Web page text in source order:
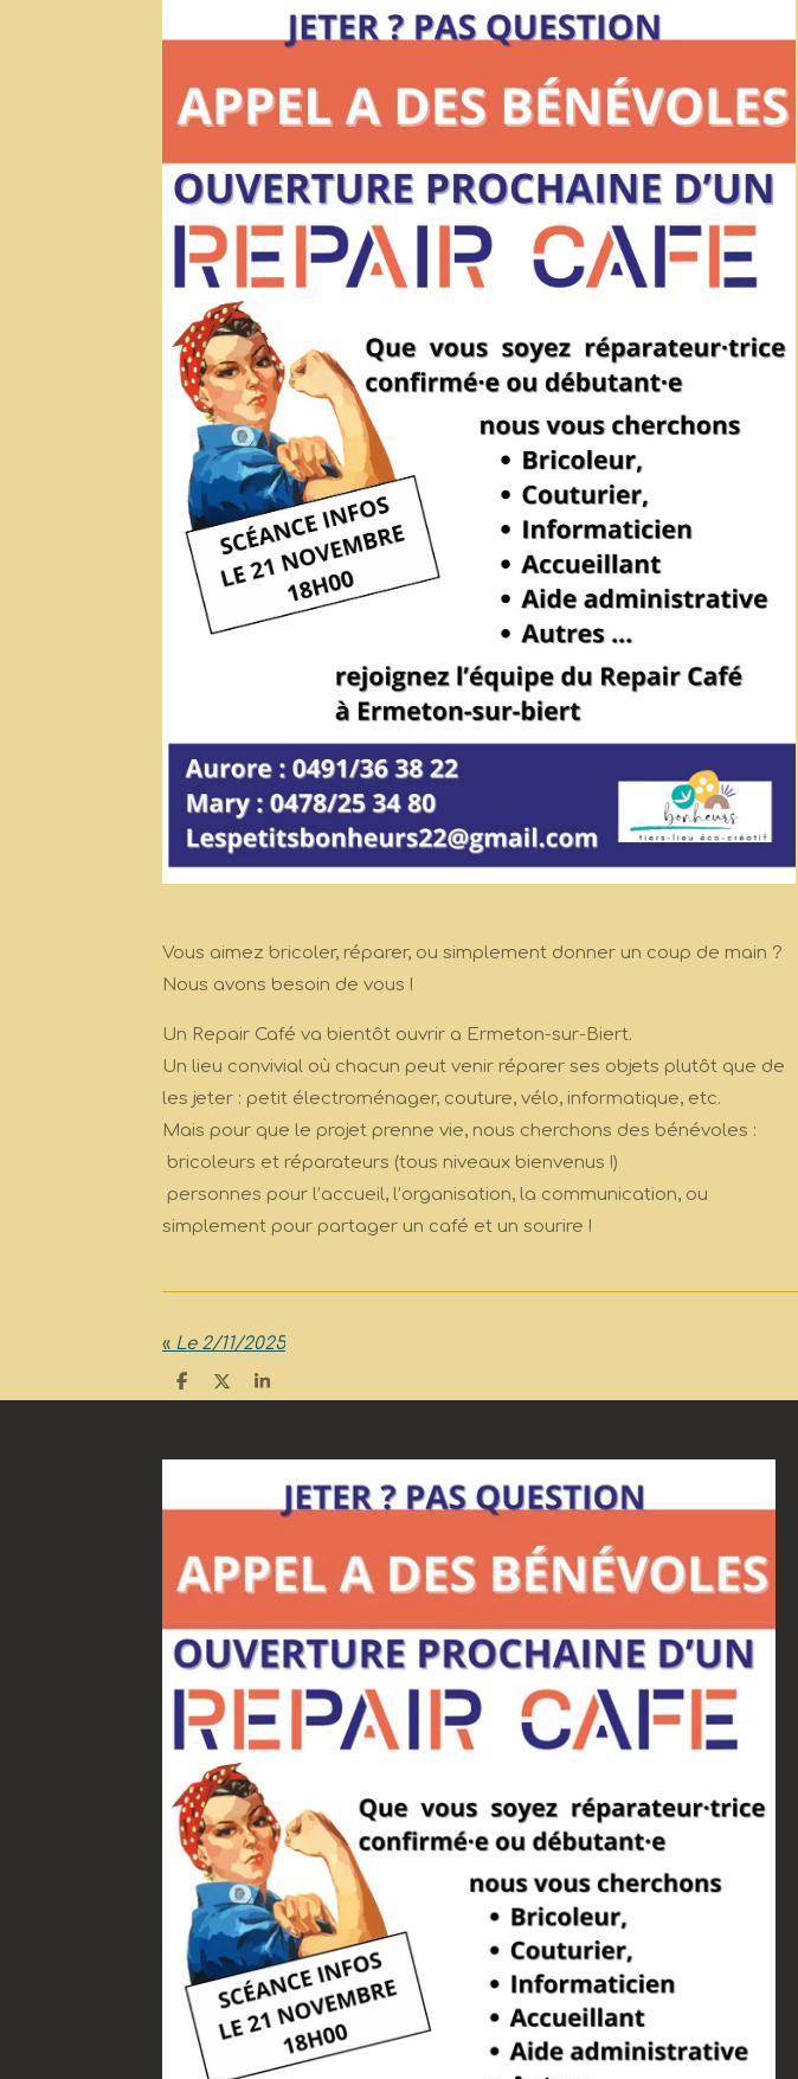
Vous aimez bricoler, réparer, ou simplement donner un coup de main ?
Nous avons besoin de vous !
Un Repair Café va bientôt ouvrir a Ermeton-sur-Biert.
Un lieu convivial où chacun peut venir réparer ses objets plutôt que de
les jeter : petit électroménager, couture, vélo, informatique, etc.
Mais pour que le projet prenne vie, nous cherchons des bénévoles :
bricoleurs et réparateurs (tous niveaux bienvenus !)
personnes pour l’accueil, l’organisation, la communication, ou
simplement pour partager un café et un sourire !
« Le 2/11/2025
P
a
a
r
P
a
a
r
P
a
a
r